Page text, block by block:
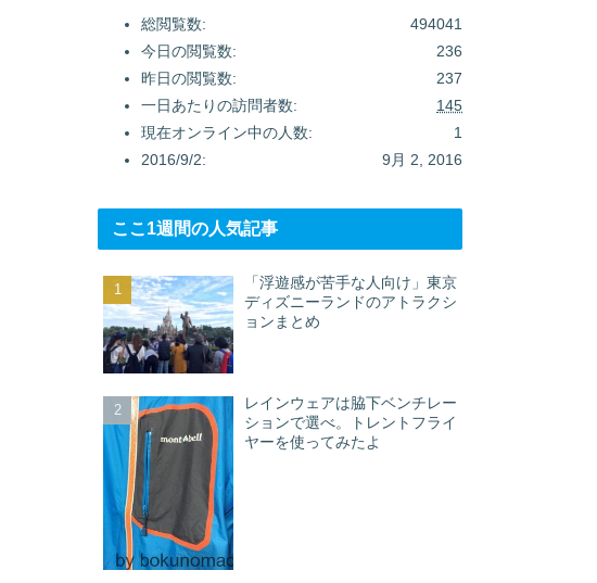
494041
総閲覧数:
236
今日の閲覧数:
237
昨日の閲覧数:
145
一日あたりの訪問者数:
1
現在オンライン中の人数:
9月 2, 2016
2016/9/2:
ここ1週間の人気記事
「浮遊感が苦手な人向け」東京
ディズニーランドのアトラクシ
ョンまとめ
レインウェアは脇下ベンチレー
ションで選べ。トレントフライ
ヤーを使ってみたよ